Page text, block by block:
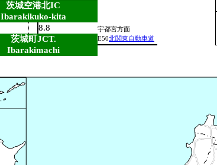
茨城空港北IC
Ibarakikuko-kita
8.8
宇都宮方面
茨城町JCT. E50北関東自動車道
Ibarakimachi